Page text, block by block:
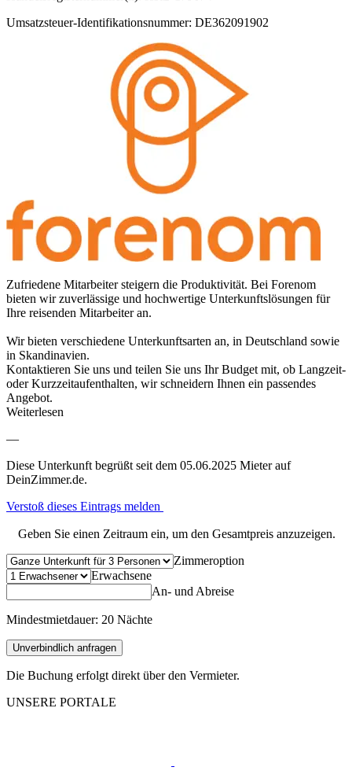
Umsatzsteuer-Identifikationsnummer: DE362091902
Zufriedene Mitarbeiter steigern die Produktivität. Bei Forenom
bieten wir zuverlässige und hochwertige Unterkunftslösungen für
Ihre reisenden Mitarbeiter an.
Wir bieten verschiedene Unterkunftsarten an, in Deutschland sowie
in Skandinavien.
Kontaktieren Sie uns und teilen Sie uns Ihr Budget mit, ob Langzeit-
oder Kurzzeitaufenthalten, wir schneidern Ihnen ein passendes
Angebot.
Weiterlesen
—
Diese Unterkunft begrüßt seit dem 05.06.2025 Mieter auf
DeinZimmer.de.
Verstoß dieses Eintrags melden
Geben Sie einen Zeitraum ein, um den Gesamtpreis anzuzeigen.
Zimmeroption
Erwachsene
An- und Abreise
Mindestmietdauer: 20 Nächte
Unverbindlich anfragen
Die Buchung erfolgt direkt über den Vermieter.
UNSERE PORTALE